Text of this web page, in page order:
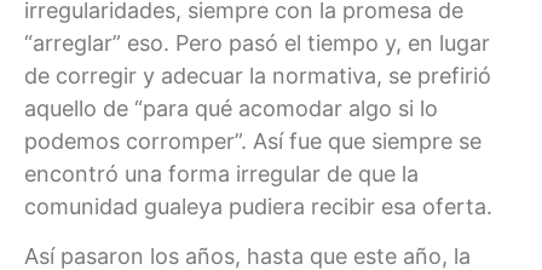
irregularidades, siempre con la promesa de
“arreglar” eso. Pero pasó el tiempo y, en lugar
de corregir y adecuar la normativa, se prefirió
aquello de “para qué acomodar algo si lo
podemos corromper”. Así fue que siempre se
encontró una forma irregular de que la
comunidad gualeya pudiera recibir esa oferta.
Así pasaron los años, hasta que este año, la